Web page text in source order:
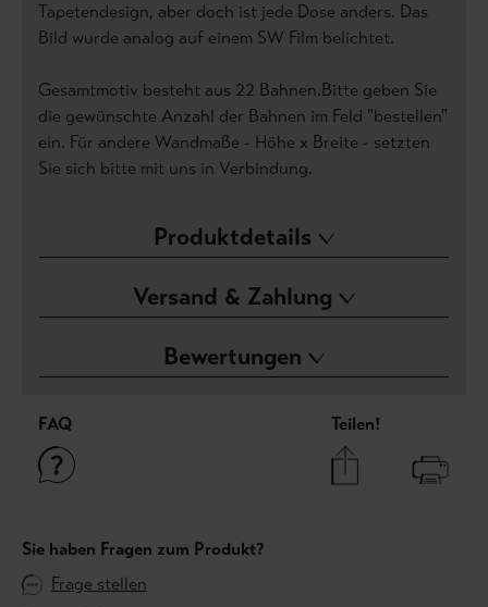
Tapetendesign, aber doch ist jede Dose anders. Das
Bild wurde analog auf einem SW Film belichtet.
Gesamtmotiv besteht aus 22 Bahnen.Bitte geben Sie
die gewünschte Anzahl der Bahnen im Feld "bestellen"
ein. Für andere Wandmaße - Höhe x Breite - setzten
Sie sich bitte mit uns in Verbindung.
Produktdetails
Versand & Zahlung
Bewertungen
FAQ Teilen!
Sie haben Fragen zum Produkt?
Frage stellen